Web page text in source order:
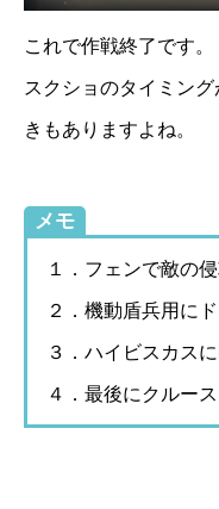
これで作戦終了です。
スクショのタイミン
きもありますよね。
メモ
１．フェンで敵の侵
２．機動盾兵用に
３．ハイビスカス
４．最後にクルース